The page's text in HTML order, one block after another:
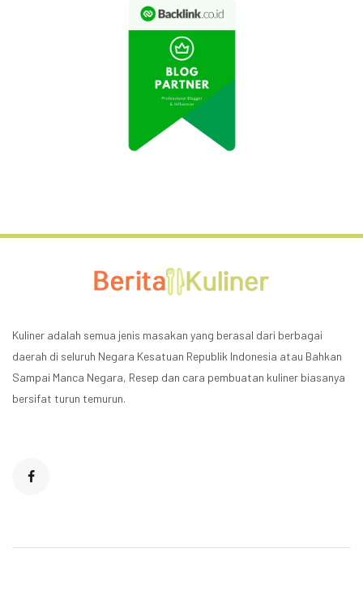
Kuliner adalah semua jenis masakan yang berasal dari berbagai
daerah di seluruh Negara Kesatuan Republik Indonesia atau Bahkan
Sampai Manca Negara, Resep dan cara pembuatan kuliner biasanya
bersifat turun temurun.